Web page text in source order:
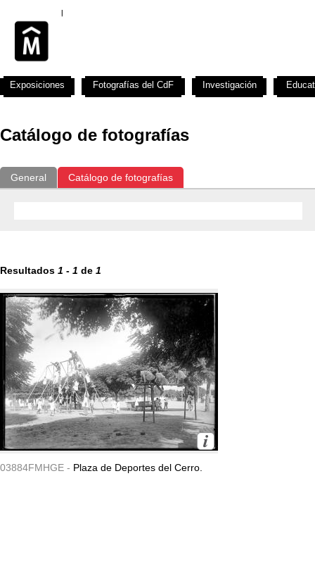
Catálogo de fotografías
General Catálogo de fotografías
Resultados 1 - 1 de 1
03884FMHGE - Plaza de Deportes del Cerro.
Exposiciones Fotografías del CdF Investigación